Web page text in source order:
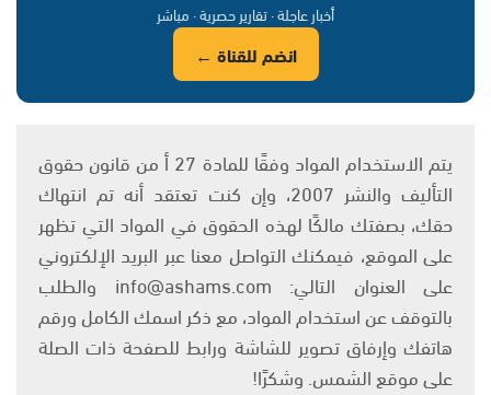
أخبار عاجلة · تقارير حصرية · مباشر
انضم للقناة ←
يتم الاستخدام المواد وفقًا للمادة 27 أ من قانون حقوق
التأليف والنشر 2007، وإن كنت تعتقد أنه تم انتهاك
حقك، بصفتك مالكًا لهذه الحقوق في المواد التي تظهر
على الموقع، فيمكنك التواصل معنا عبر البريد الإلكتروني
على العنوان التالي: info@ashams.com والطلب
بالتوقف عن استخدام المواد، مع ذكر اسمك الكامل ورقم
هاتفك وإرفاق تصوير للشاشة ورابط للصفحة ذات الصلة
على موقع الشمس. وشكرًا!